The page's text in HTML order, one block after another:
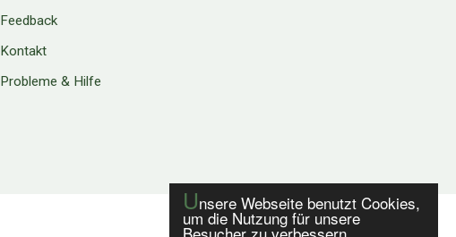
Unsere Webseite benutzt Cookies,
um die Nutzung für unsere
Feedback
Kontakt
Probleme & Hilfe